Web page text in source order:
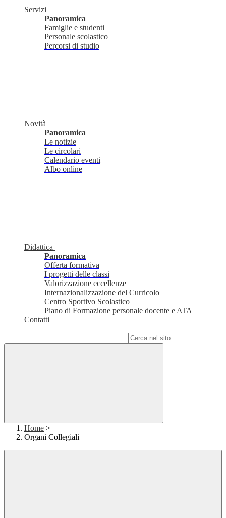
Servizi
Panoramica
Famiglie e studenti
Personale scolastico
Percorsi di studio
Novità
Panoramica
Le notizie
Le circolari
Calendario eventi
Albo online
Didattica
Panoramica
Offerta formativa
I progetti delle classi
Valorizzazione eccellenze
Internazionalizzazione del Curricolo
Centro Sportivo Scolastico
Piano di Formazione personale docente e ATA
Contatti
Home >
Organi Collegiali